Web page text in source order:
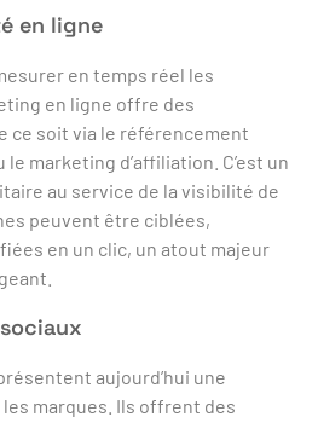
en ligne
en temps réel les
en ligne offre des
ce soit via le référencement
marketing d’affiliation. C’est un
au service de la visibilité de
peuvent être ciblées,
en un clic, un atout majeur
aujourd’hui une
les marques. Ils offrent des